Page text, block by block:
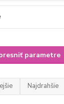
parametre
Najdrahšie